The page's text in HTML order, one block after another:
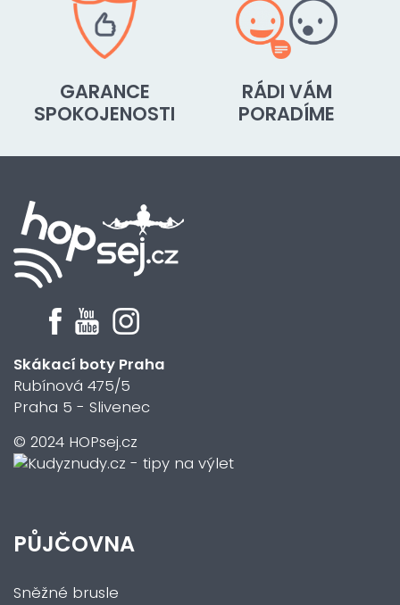
GARANCE
SPOKOJENOSTI
RÁDI VÁM
PORADÍME
Skákací boty Praha
Rubínová 475/5
Praha 5 - Slivenec
© 2024 HOPsej.cz
PŮJČOVNA
Sněžné brusle